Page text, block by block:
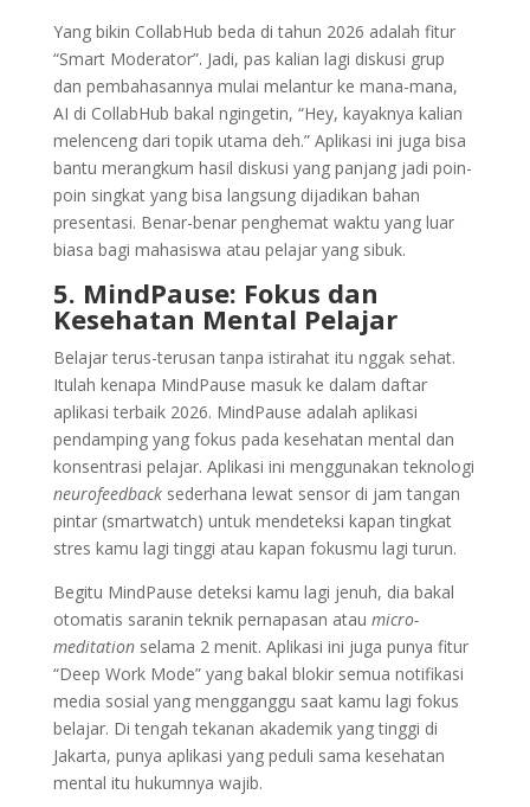
Yang bikin CollabHub beda di tahun 2026 adalah fitur
“Smart Moderator”. Jadi, pas kalian lagi diskusi grup
dan pembahasannya mulai melantur ke mana-mana,
AI di CollabHub bakal ngingetin, “Hey, kayaknya kalian
melenceng dari topik utama deh.” Aplikasi ini juga bisa
bantu merangkum hasil diskusi yang panjang jadi poin-
poin singkat yang bisa langsung dijadikan bahan
presentasi. Benar-benar penghemat waktu yang luar
biasa bagi mahasiswa atau pelajar yang sibuk.
5. MindPause: Fokus dan
Kesehatan Mental Pelajar
Belajar terus-terusan tanpa istirahat itu nggak sehat.
Itulah kenapa MindPause masuk ke dalam daftar
aplikasi terbaik 2026. MindPause adalah aplikasi
pendamping yang fokus pada kesehatan mental dan
konsentrasi pelajar. Aplikasi ini menggunakan teknologi
neurofeedbacksederhana lewat sensor di jam tangan
pintar (smartwatch) untuk mendeteksi kapan tingkat
stres kamu lagi tinggi atau kapan fokusmu lagi turun.
Begitu MindPause deteksi kamu lagi jenuh, dia bakal
otomatis saranin teknik pernapasan atau micro-
meditationselama 2 menit. Aplikasi ini juga punya fitur
“Deep Work Mode” yang bakal blokir semua notifikasi
media sosial yang mengganggu saat kamu lagi fokus
belajar. Di tengah tekanan akademik yang tinggi di
Jakarta, punya aplikasi yang peduli sama kesehatan
mental itu hukumnya wajib.